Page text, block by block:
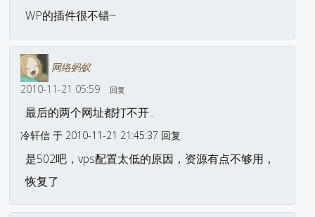
WP的插件很不错~
网络蚂蚁
2010-11-21 05:59
回复
最后的两个网址都打不开..
冷轩信 于 2010-11-21 21:45:37 回复
是502吧，vps配置太低的原因，资源有点不够用，
恢复了